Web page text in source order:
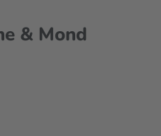
& Mond